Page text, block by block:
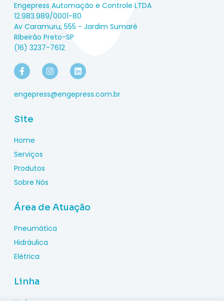
Engepress Automação e Controle LTDA
12.983.989/0001-80
Av Caramuru, 555 - Jardim Sumaré
Ribeirão Preto-SP
(16) 3237-7612
engepress@engepress.com.br
Site
Home
Serviços
Produtos
Sobre Nós
Área de Atuação
Pneumática
Hidráulica
Elétrica
Linha